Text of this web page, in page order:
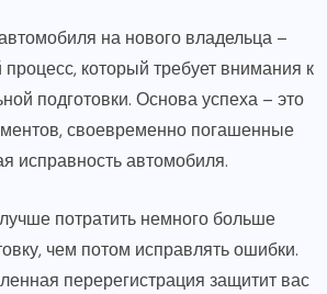
на нового владельца –
процесс, который требует внимания к
подготовки. Основа успеха – это
своевременно погашенные
исправность автомобиля.
потратить немного больше
чем потом исправлять ошибки.
перерегистрация защитит вас